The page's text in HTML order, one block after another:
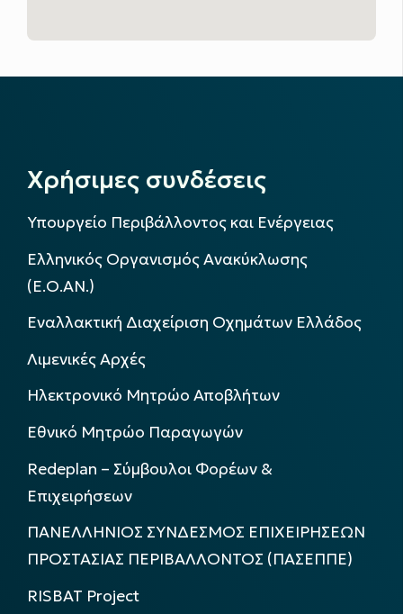
Χρήσιμες συνδέσεις
Υπουργείο Περιβάλλοντος και Ενέργειας
Ελληνικός Οργανισμός Ανακύκλωσης
(Ε.Ο.ΑΝ.)
Εναλλακτική Διαχείριση Οχημάτων Ελλάδος
Λιμενικές Αρχές
Ηλεκτρονικό Μητρώο Αποβλήτων
Εθνικό Μητρώο Παραγωγών
Redeplan – Σύμβουλοι Φορέων &
Επιχειρήσεων
ΠΑΝΕΛΛΗΝΙΟΣ ΣΥΝΔΕΣΜΟΣ ΕΠΙΧΕΙΡΗΣΕΩΝ
ΠΡΟΣΤΑΣΙΑΣ ΠΕΡΙΒΑΛΛΟΝΤΟΣ (ΠΑΣΕΠΠΕ)
RISBAT Project